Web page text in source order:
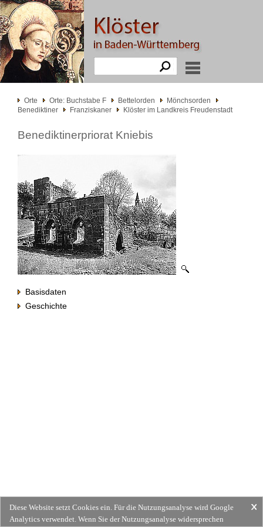
Orte Orte: Buchstabe F Bettelorden
Mönchsorden
Benediktiner
Franziskaner Klöster im Landkreis Freudenstadt
Benediktinerpriorat Kniebis
Basisdaten
Geschichte
Diese Website setzt Cookies ein. Für die Nutzungsanalyse wird Google
Analytics verwendet. Wenn Sie der Nutzungsanalyse widersprechen